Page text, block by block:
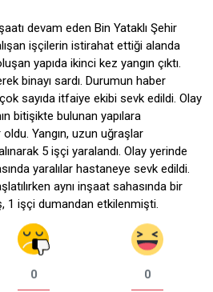
devam eden Bin Yataklı Şehir
işçilerin istirahat ettiği alanda
yapıda ikinci kez yangın çıktı.
binayı sardı. Durumun haber
sayıda itfaiye ekibi sevk edildi. Olay
bitişikte bulunan yapılara
Yangın, uzun uğraşlar
5 işçi yaralandı. Olay yerinde
yaralılar hastaneye sevk edildi.
aynı inşaat sahasında bir
1 işçi dumandan etkilenmişti.
0 0